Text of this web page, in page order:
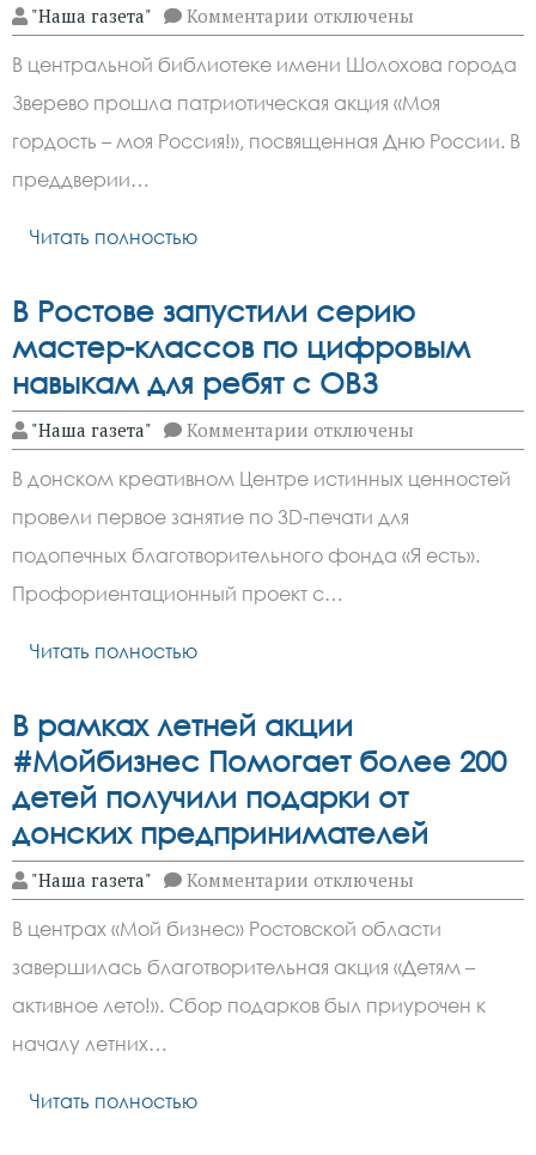
"Наша газета" Комментарии к
записи
библиотеке
города
Зверево
прошла
патриотическая
отключены
В центральной библиотеке имени Шолохова города
Зверево прошла патриотическая акция «Моя
гордость – моя Россия!», посвященная Дню России. В
преддверии…
Читать полностью
В Ростове запустили серию
мастер-классов по цифровым
навыкам для ребят с ОВЗ
"Наша газета" Комментарии к
записи
Ростове
запустили
серию
мастер-
классов
по
отключены
В донском креативном Центре истинных ценностей
провели первое занятие по 3D-печати для
подопечных благотворительного фонда «Я есть».
Профориентационный проект с…
Читать полностью
В рамках летней акции
#Мойбизнес Помогает более 200
детей получили подарки от
донских предпринимателей
"Наша газета" Комментарии к
записи
рамках
летней
акции
#Мойбизнес
Помогает
отключены
В центрах «Мой бизнес» Ростовской области
завершилась благотворительная акция «Детям –
активное лето!». Сбор подарков был приурочен к
началу летних…
Читать полностью